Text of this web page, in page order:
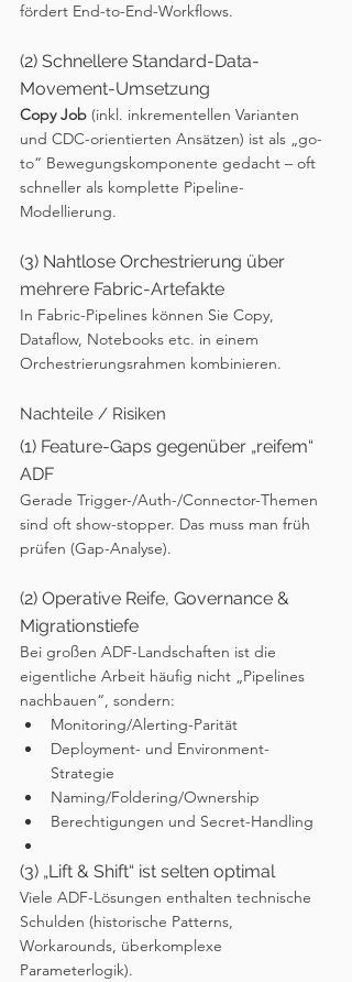
fördert End-to-End-Workflows.
(2) Schnellere Standard-Data-
Movement-Umsetzung
Copy Job (inkl. inkrementellen Varianten
und CDC-orientierten Ansätzen) ist als „go-
to“ Bewegungskomponente gedacht – oft
schneller als komplette Pipeline-
Modellierung.
(3) Nahtlose Orchestrierung über
mehrere Fabric-Artefakte
In Fabric-Pipelines können Sie Copy,
Dataflow, Notebooks etc. in einem
Orchestrierungsrahmen kombinieren.
Nachteile / Risiken
(1) Feature-Gaps gegenüber „reifem“
ADF
Gerade Trigger-/Auth-/Connector-Themen
sind oft show-stopper. Das muss man früh
prüfen (Gap-Analyse).
(2) Operative Reife, Governance &
Migrationstiefe
Bei großen ADF-Landschaften ist die
eigentliche Arbeit häufig nicht „Pipelines
nachbauen“, sondern:
Monitoring/Alerting-Parität
Deployment- und Environment-
Strategie
Naming/Foldering/Ownership
Berechtigungen und Secret-Handling
(3) „Lift & Shift“ ist selten optimal
Viele ADF-Lösungen enthalten technische
Schulden (historische Patterns,
Workarounds, überkomplexe
Parameterlogik).